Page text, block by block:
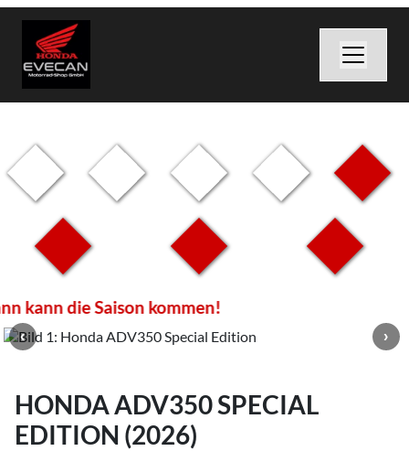
kann die Saison kommen!
HONDA ADV350 SPECIAL
EDITION (2026)